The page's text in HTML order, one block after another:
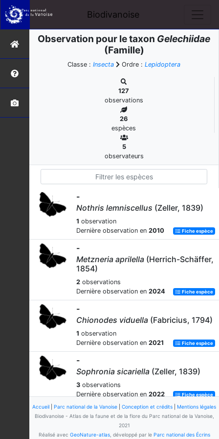
Biodivanoise
Observation pour le taxon Gelechiidae
(Famille)
Classe : Insecta Ordre : Lepidoptera
127
observations
26
espèces
5
observateurs
-
Nothris lemniscellus (Zeller, 1839)
1 observation
Dernière observation en 2010 Fiche espèce
-
Metzneria aprilella (Herrich-Schäffer,
1854)
2 observations
Dernière observation en 2024 Fiche espèce
-
Chionodes viduella (Fabricius, 1794)
1 observation
Dernière observation en 2021 Fiche espèce
-
Sophronia sicariella (Zeller, 1839)
3 observations
Dernière observation en 2022 Fiche espèce
-
Teleiopsis bagriotella
1840)
Accueil Parc national de la Vanoise Conception et crédits
Mentions légales
Biodivanoise - Atlas de la faune et de la flore du Parc national de la Vanoise,
2021
Réalisé avec GeoNature-atlas, développé par le Parc national des Écrins